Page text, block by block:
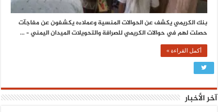
بنك الكريمي يكشف عن الحوالات المنسية وعملاءه يكشفون عن مفاجآت
حصلت لهم في حوالات الكريمي للصرافة والتحويلات الميدان اليمني – …
أكمل القراءة »
آخر الأخبار